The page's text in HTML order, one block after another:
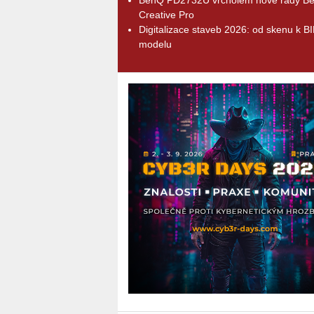
Creative Pro
Digitalizace staveb 2026: od skenu k
modelu